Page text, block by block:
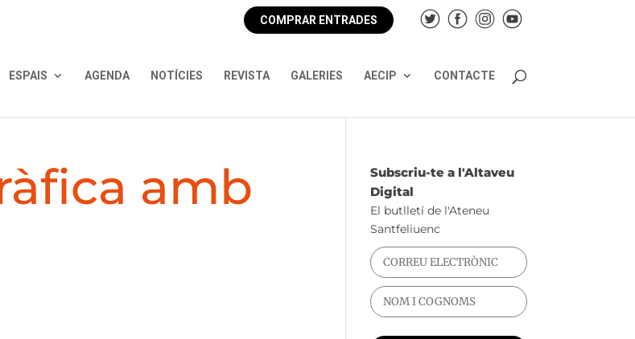
COMPRAR ENTRADES
ESPAIS AGENDA NOTÍCIES REVISTA GALERIES AECIP CONTACTE
amb
Subscriu-te a l'Altaveu
Digital
El butlletí de l'Ateneu
Santfeliuenc